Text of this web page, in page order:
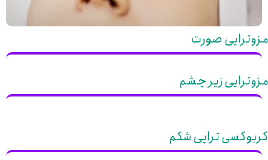
مزوتراپی صورت
مزوتراپی زیر چشم
کربوکسی تراپی شکم